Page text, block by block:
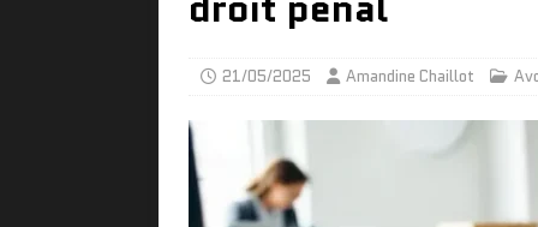
21/05/2025 Amandine Chaillot